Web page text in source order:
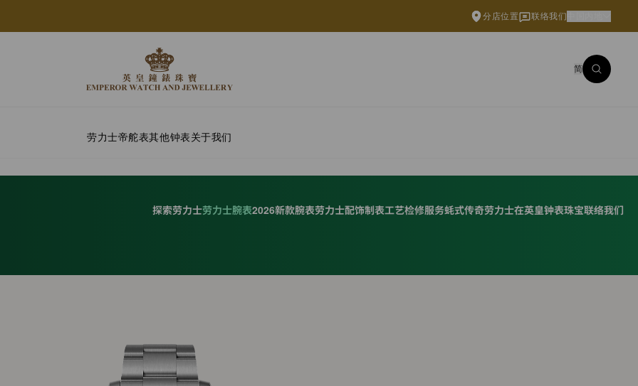
分店位置 联络我们
简
劳力士帝舵表其他钟表关于我们
探索劳力士劳力士腕表2026新款腕表劳力士配饰制表工艺检修服务蚝式传奇劳力士在英皇钟表珠宝联络我们